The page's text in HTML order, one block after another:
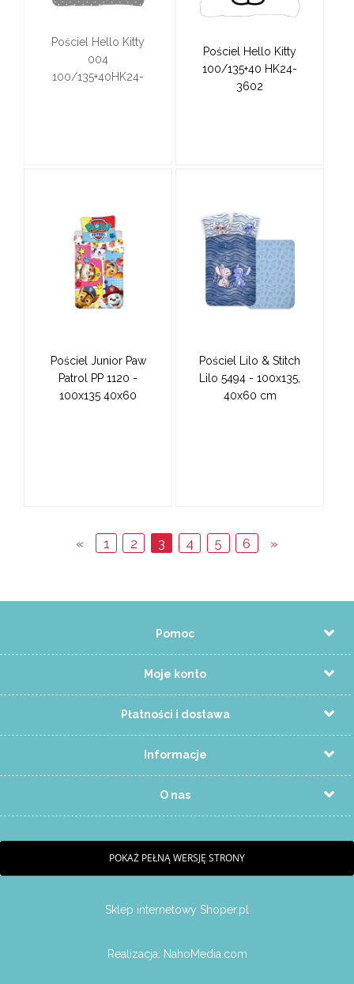
Pościel Hello Kitty
004
100/135+40HK24-
Pościel Hello Kitty
100/135+40 HK24-
3602
Pościel Junior Paw
Patrol PP 1120 -
100x135 40x60
Pościel Lilo & Stitch
Lilo 5494 - 100x135,
40x60 cm
« 1 2 3 4 5 6 »
Pomoc
Moje konto
Płatności i dostawa
Informacje
O nas
POKAŻ PEŁNĄ WERSJĘ STRONY
Sklep internetowy Shoper.pl
Realizacja: NahoMedia.com